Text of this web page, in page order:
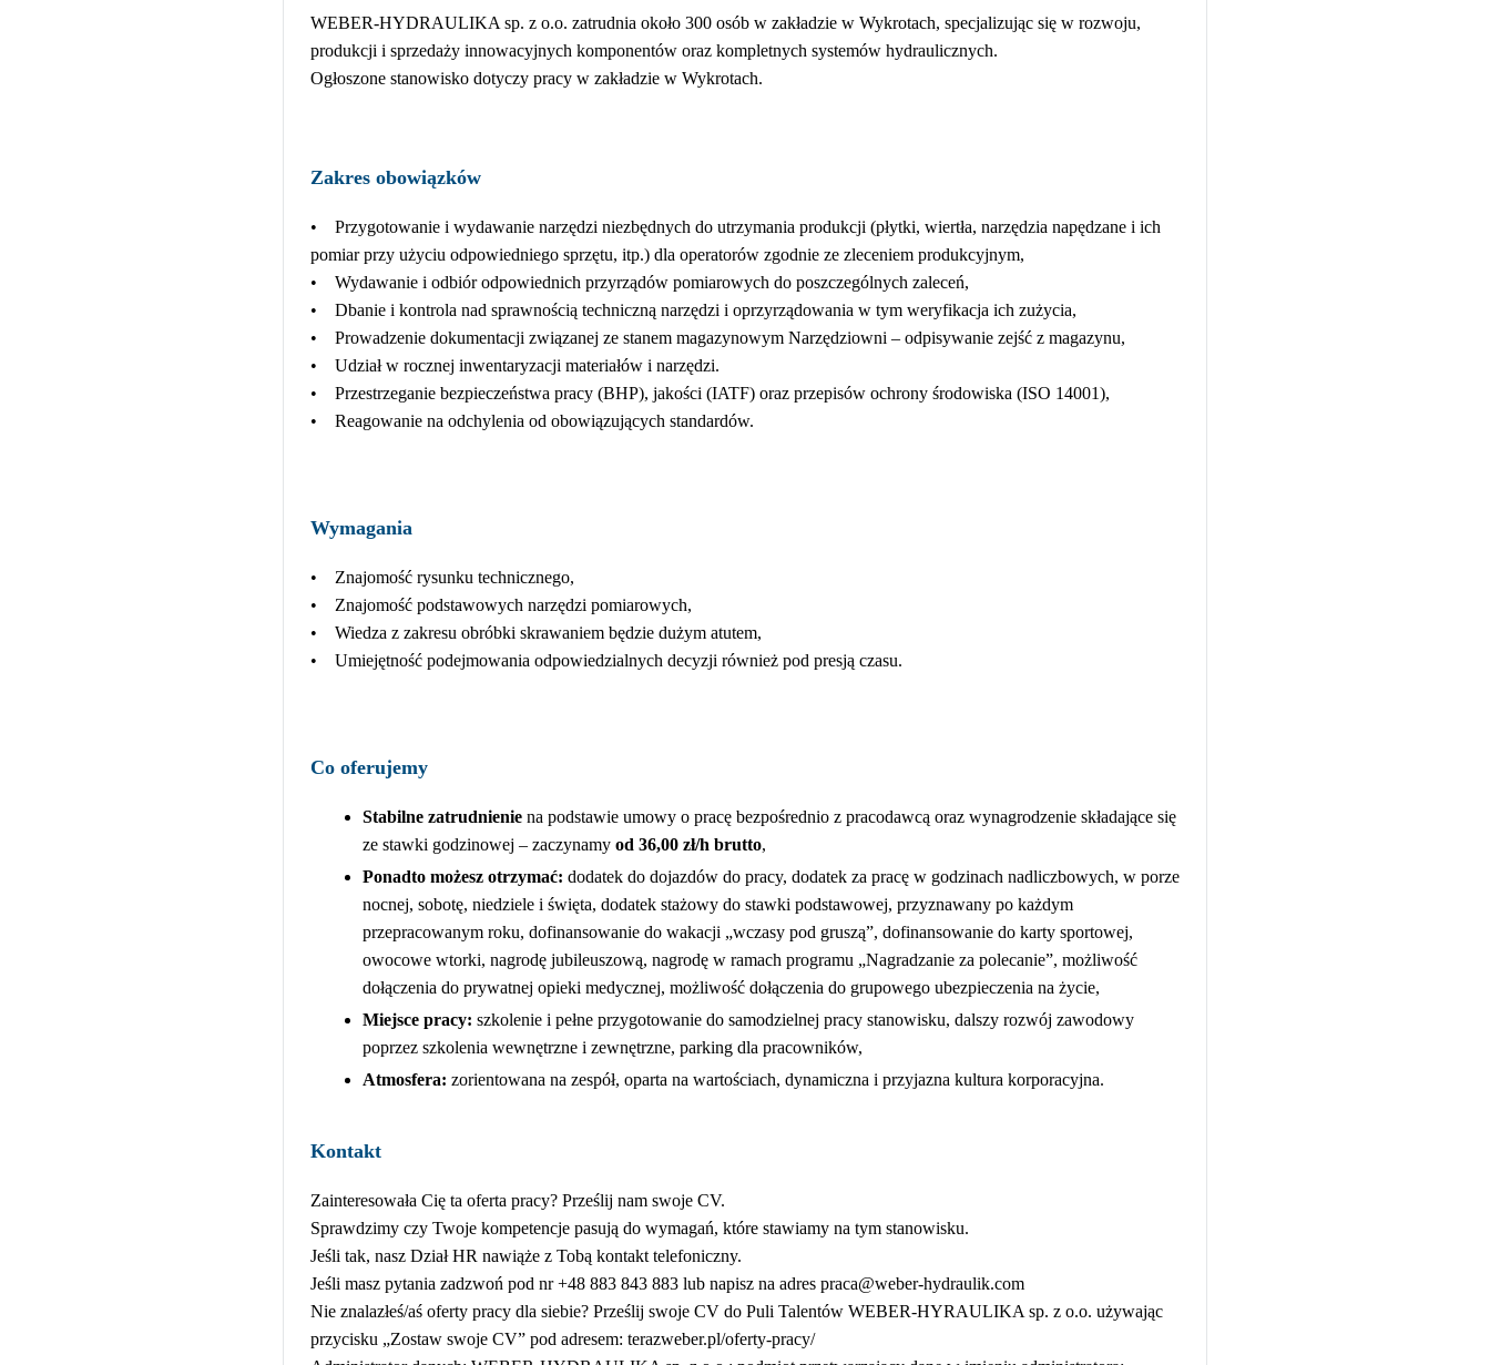
WEBER-HYDRAULIKA sp. z o.o. zatrudnia około 300 osób w zakładzie w Wykrotach, specjalizując się w rozwoju,
produkcji i sprzedaży innowacyjnych komponentów oraz kompletnych systemów hydraulicznych.
Ogłoszone stanowisko dotyczy pracy w zakładzie w Wykrotach.
Zakres obowiązków
• Przygotowanie i wydawanie narzędzi niezbędnych do utrzymania produkcji (płytki, wiertła, narzędzia napędzane i ich
pomiar przy użyciu odpowiedniego sprzętu, itp.) dla operatorów zgodnie ze zleceniem produkcyjnym,
• Wydawanie i odbiór odpowiednich przyrządów pomiarowych do poszczególnych zaleceń,
• Dbanie i kontrola nad sprawnością techniczną narzędzi i oprzyrządowania w tym weryfikacja ich zużycia,
• Prowadzenie dokumentacji związanej ze stanem magazynowym Narzędziowni – odpisywanie zejść z magazynu,
• Udział w rocznej inwentaryzacji materiałów i narzędzi.
• Przestrzeganie bezpieczeństwa pracy (BHP), jakości (IATF) oraz przepisów ochrony środowiska (ISO 14001),
• Reagowanie na odchylenia od obowiązujących standardów.
Wymagania
• Znajomość rysunku technicznego,
• Znajomość podstawowych narzędzi pomiarowych,
• Wiedza z zakresu obróbki skrawaniem będzie dużym atutem,
• Umiejętność podejmowania odpowiedzialnych decyzji również pod presją czasu.
Co oferujemy
Stabilne zatrudnienie na podstawie umowy o pracę bezpośrednio z pracodawcą oraz wynagrodzenie składające się
ze stawki godzinowej – zaczynamy od 36,00 zł/h brutto,
Ponadto możesz otrzymać: dodatek do dojazdów do pracy, dodatek za pracę w godzinach nadliczbowych, w porze
nocnej, sobotę, niedziele i święta, dodatek stażowy do stawki podstawowej, przyznawany po każdym
przepracowanym roku, dofinansowanie do wakacji „wczasy pod gruszą”, dofinansowanie do karty sportowej,
owocowe wtorki, nagrodę jubileuszową, nagrodę w ramach programu „Nagradzanie za polecanie”, możliwość
dołączenia do prywatnej opieki medycznej, możliwość dołączenia do grupowego ubezpieczenia na życie,
Miejsce pracy: szkolenie i pełne przygotowanie do samodzielnej pracy stanowisku, dalszy rozwój zawodowy
poprzez szkolenia wewnętrzne i zewnętrzne, parking dla pracowników,
Atmosfera: zorientowana na zespół, oparta na wartościach, dynamiczna i przyjazna kultura korporacyjna.
Kontakt
Zainteresowała Cię ta oferta pracy? Prześlij nam swoje CV.
Sprawdzimy czy Twoje kompetencje pasują do wymagań, które stawiamy na tym stanowisku.
Jeśli tak, nasz Dział HR nawiąże z Tobą kontakt telefoniczny.
Jeśli masz pytania zadzwoń pod nr +48 883 843 883 lub napisz na adres praca@weber-hydraulik.com
Nie znalazłeś/aś oferty pracy dla siebie? Prześlij swoje CV do Puli Talentów WEBER-HYRAULIKA sp. z o.o. używając
przycisku „Zostaw swoje CV” pod adresem: terazweber.pl/oferty-pracy/